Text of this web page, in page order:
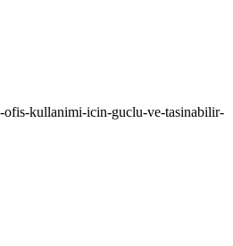
ofis-kullanimi-icin-guclu-ve-tasinabilir-